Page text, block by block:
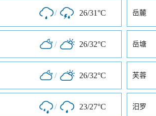
/ 26/31°C 岳麓
/ 26/32°C 岳塘
/ 26/32°C 芙蓉
/ 23/27°C 汨罗